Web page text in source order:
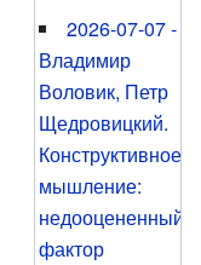
2026-07-07 -
Владимир
Воловик, Петр
Щедровицкий.
Конструктивное
мышление:
недооцененный
фактор